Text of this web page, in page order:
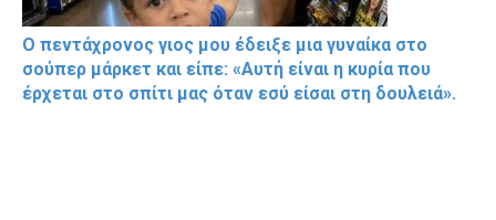
Ο πεντάχρονος γιος μου έδειξε μια γυναίκα στο
σούπερ μάρκετ και είπε: «Αυτή είναι η κυρία που
έρχεται στο σπίτι μας όταν εσύ είσαι στη δουλειά».